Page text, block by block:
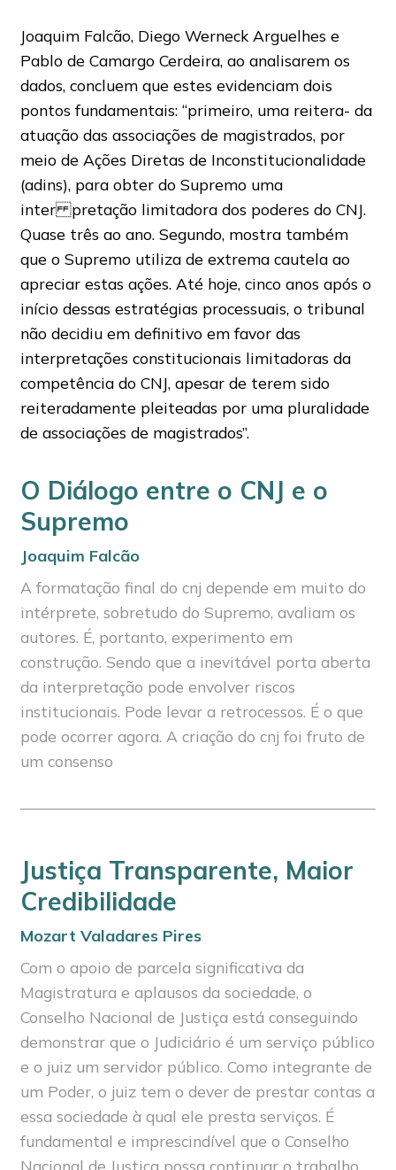
Joaquim Falcão, Diego Werneck Arguelhes e
Pablo de Camargo Cerdeira, ao analisarem os
dados, concluem que estes evidenciam dois
pontos fundamentais: “primeiro, uma reitera- da
atuação das associações de magistrados, por
meio de Ações Diretas de Inconstitucionalidade
(adins), para obter do Supremo uma
inter pretação limitadora dos poderes do CNJ.
Quase três ao ano. Segundo, mostra também
que o Supremo utiliza de extrema cautela ao
apreciar estas ações. Até hoje, cinco anos após o
início dessas estratégias processuais, o tribunal
não decidiu em definitivo em favor das
interpretações constitucionais limitadoras da
competência do CNJ, apesar de terem sido
reiteradamente pleiteadas por uma pluralidade
de associações de magistrados”.
O Diálogo entre o CNJ e o
Supremo
Joaquim Falcão
A formatação final do cnj depende em muito do
intérprete, sobretudo do Supremo, avaliam os
autores. É, portanto, experimento em
construção. Sendo que a inevitável porta aberta
da interpretação pode envolver riscos
institucionais. Pode levar a retrocessos. É o que
pode ocorrer agora. A criação do cnj foi fruto de
um consenso
Justiça Transparente, Maior
Credibilidade
Mozart Valadares Pires
Com o apoio de parcela significativa da
Magistratura e aplausos da sociedade, o
Conselho Nacional de Justiça está conseguindo
demonstrar que o Judiciário é um serviço público
e o juiz um servidor público. Como integrante de
um Poder, o juiz tem o dever de prestar contas a
essa sociedade à qual ele presta serviços. É
fundamental e imprescindível que o Conselho
Nacional de Justiça possa continuar o trabalho